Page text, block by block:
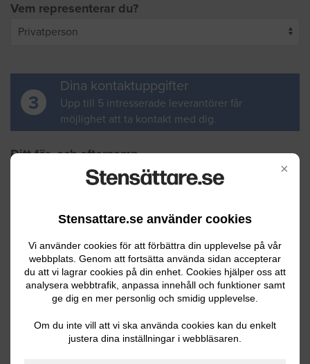
×
Stensattare.se använder cookies
Vi använder cookies för att förbättra din upplevelse på vår
webbplats. Genom att fortsätta använda sidan accepterar
du att vi lagrar cookies på din enhet. Cookies hjälper oss att
analysera webbtrafik, anpassa innehåll och funktioner samt
ge dig en mer personlig och smidig upplevelse.
Om du inte vill att vi ska använda cookies kan du enkelt
justera dina inställningar i webbläsaren.
Vem representerar du?
3
Dina kontaktuppgifter
Upp till 5 intresserade leverantörer får
möjlighet att ta kontakt med dig.
Ditt för- och efternamn
Din e-postadress
Ditt telefonnummer